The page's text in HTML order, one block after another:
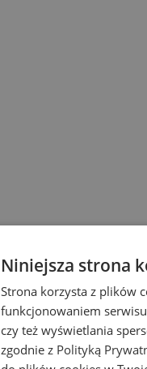
Niniejsza strona
Strona korzysta z plików
funkcjonowaniem
czy też wyświetlania
zgodnie z Polityką